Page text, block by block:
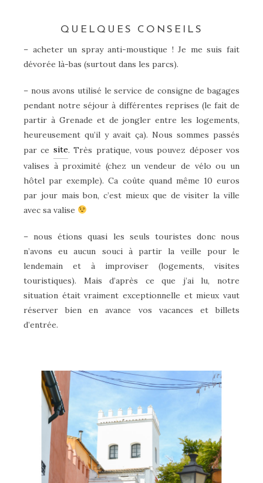
QUELQUES CONSEILS
– acheter un spray anti-moustique ! Je me suis fait
dévorée là-bas (surtout dans les parcs).
– nous avons utilisé le service de consigne de bagages
pendant notre séjour à différentes reprises (le fait de
partir à Grenade et de jongler entre les logements,
heureusement qu’il y avait ça). Nous sommes passés
par ce site. Très pratique, vous pouvez déposer vos
valises à proximité (chez un vendeur de vélo ou un
hôtel par exemple). Ca coûte quand même 10 euros
par jour mais bon, c’est mieux que de visiter la ville
avec sa valise
– nous étions quasi les seuls touristes donc nous
n’avons eu aucun souci à partir la veille pour le
lendemain et à improviser (logements, visites
touristiques). Mais d’après ce que j’ai lu, notre
situation était vraiment exceptionnelle et mieux vaut
réserver bien en avance vos vacances et billets
d’entrée.